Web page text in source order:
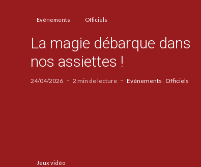
Evénements Officiels
La magie débarque dans
nos assiettes !
24/04/2026 2 min de lecture Evénements Officiels
Jeux vidéo